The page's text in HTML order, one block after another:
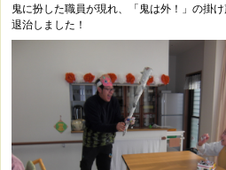
鬼に扮した職員が現れ、「鬼は外！」の掛
退治しました！